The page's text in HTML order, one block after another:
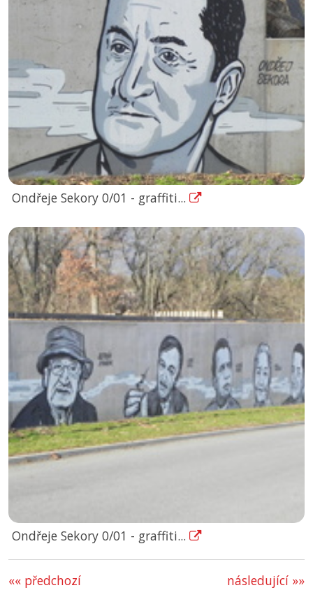
Ondřeje Sekory 0/01 - graffiti...
Ondřeje Sekory 0/01 - graffiti...
«« předchozí následující »»